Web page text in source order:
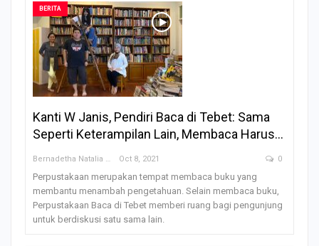
BERITA
Kanti W Janis, Pendiri Baca di Tebet: Sama
Seperti Keterampilan Lain, Membaca Harus…
Bernadetha Natalia Saklil Oct 8, 2021 0
Perpustakaan merupakan tempat membaca buku yang
membantu menambah pengetahuan. Selain membaca buku,
Perpustakaan Baca di Tebet memberi ruang bagi pengunjung
untuk berdiskusi satu sama lain.